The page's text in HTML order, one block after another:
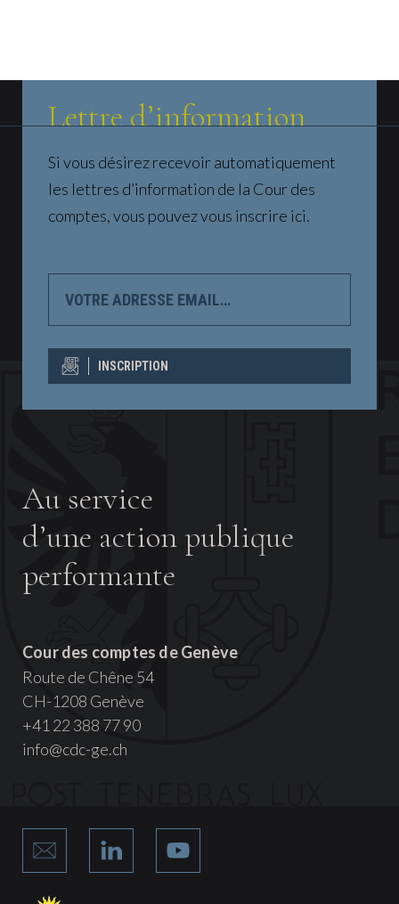
Lettre d’information
Si vous désirez recevoir automatiquement
les lettres d’information de la Cour des
comptes, vous pouvez vous inscrire ici.
ADRESSE
INSCRIPTION
Au service
d’une action publique
performante
Cour des comptes de Genève
Route de Chêne 54
CH-1208 Genève
+41 22 388 77 90
info@cdc-ge.ch